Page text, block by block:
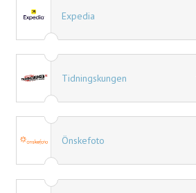
Expedia
Tidningskungen
Önskefoto